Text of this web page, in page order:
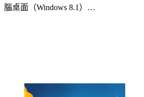
腦桌面（Windows 8.1）…